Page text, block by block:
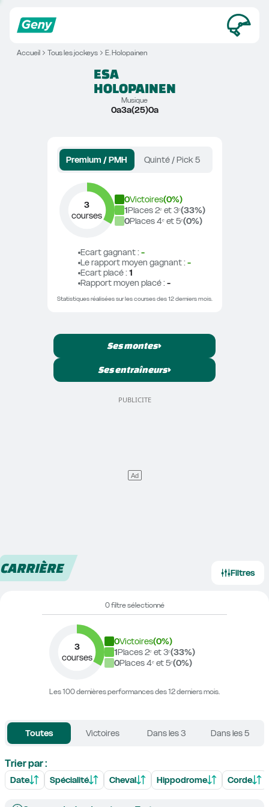
Accueil Tous les jockeys E. Holopainen
ESA
HOLOPAINEN
Musique
0a3a(25)0a
Premium / PMH Quinté / Pick 5
3
courses
0Victoires(0%)
1Places 2ᵉ et 3ᵉ(33%)
0Places 4ᵉ et 5ᵉ(0%)
Ecart gagnant : -
Le rapport moyen gagnant : -
Ecart placé : 1
Rapport moyen placé : -
Statistiques réalisées sur les courses des 12 derniers mois.
Ses montes
Ses entraîneurs
CARRIÈRE Filtres
0 filtre sélectionné
3
courses
0Victoires(0%)
1Places 2ᵉ et 3ᵉ(33%)
0Places 4ᵉ et 5ᵉ(0%)
Les 100 dernières performances des 12 derniers mois.
Toutes Victoires Dans les 3 Dans les 5
Trier par :
Date Spécialité Cheval Hippodrome Corde